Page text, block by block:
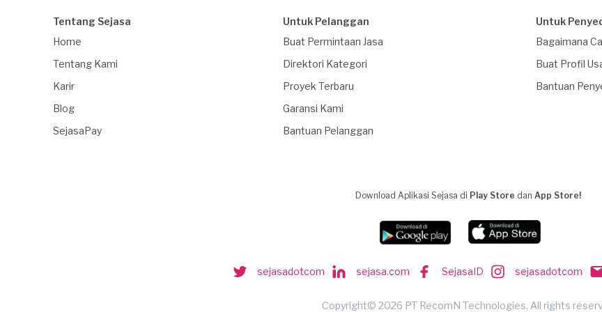
Tentang Sejasa
Home
Tentang Kami
Karir
Blog
SejasaPay
Untuk Pelanggan
Buat Permintaan Jasa
Direktori Kategori
Proyek Terbaru
Garansi Kami
Bantuan Pelanggan
Untuk
Bagaimana
Buat Profil
Bantuan
Download Aplikasi Sejasa di Play Store dan App Store!
sejasadotcom sejasa.com SejasaID sejasadotcom
Copyright© 2026 PT RecomN Technologies, All rights